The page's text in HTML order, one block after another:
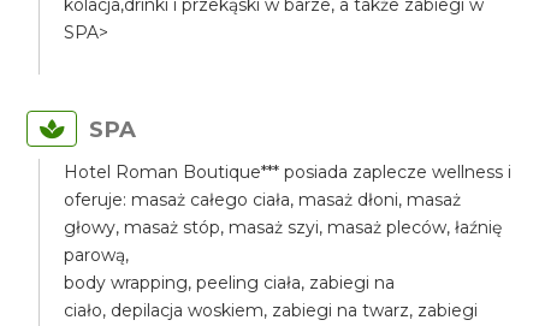
kolacja,drinki i przekąski w barze, a także zabiegi w
SPA>
SPA
Hotel Roman Boutique*** posiada zaplecze wellness i
oferuje: masaż całego ciała, masaż dłoni, masaż
głowy, masaż stóp, masaż szyi, masaż pleców, łaźnię
parową,
body wrapping, peeling ciała, zabiegi na
ciało, depilacja woskiem, zabiegi na twarz, zabiegi